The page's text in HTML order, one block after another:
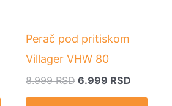
Perač pod pritiskom
Villager VHW 80
8.999RSD 6.999 RSD